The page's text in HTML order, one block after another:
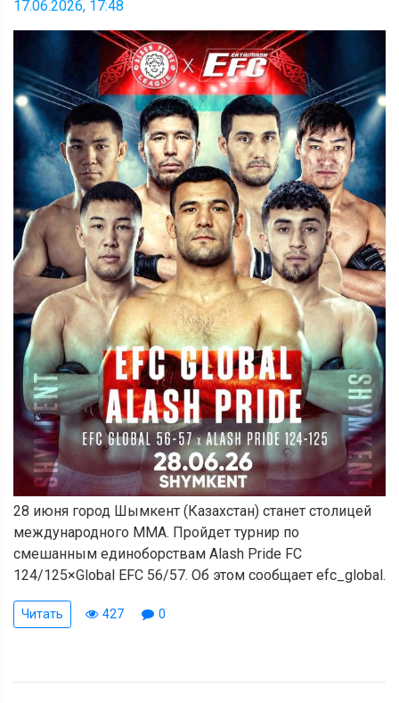
17.06.2026, 17:48
28 июня город Шымкент (Казахстан) станет столицей
международного ММА. Пройдет турнир по
смешанным единоборствам Alash Pride FC
124/125×Global EFC 56/57. Об этом сообщает efc_global.
Читать 427 0